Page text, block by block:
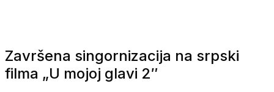
Završena singornizacija na srpski
filma „U mojoj glavi 2″